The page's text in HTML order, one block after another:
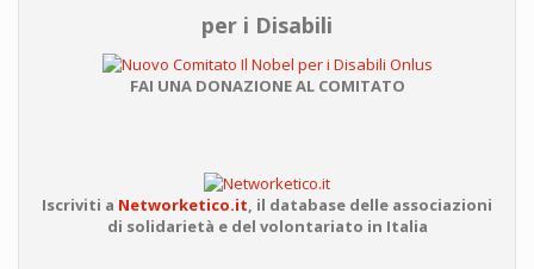
per i Disabili
FAI UNA DONAZIONE AL COMITATO
Iscriviti a Networketico.it, il database delle associazioni
di solidarietà e del volontariato in Italia